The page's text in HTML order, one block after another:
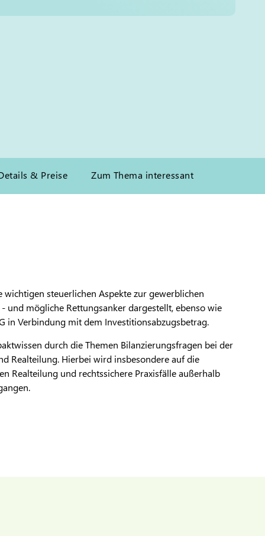
& Preise Zum Thema interessant
wichtigen steuerlichen Aspekte zur gewerblichen
und mögliche Rettungsanker dargestellt, ebenso wie
in Verbindung mit dem Investitionsabzugsbetrag.
durch die Themen Bilanzierungsfragen bei der
Realteilung. Hierbei wird insbesondere auf die
Realteilung und rechtssichere Praxisfälle außerhalb